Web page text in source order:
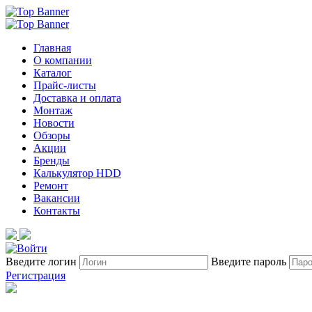
Главная
О компании
Каталог
Прайс-листы
Доставка и оплата
Монтаж
Новости
Обзоры
Акции
Бренды
Калькулятор HDD
Ремонт
Вакансии
Контакты
Введите логин Введите пароль
Регистрация